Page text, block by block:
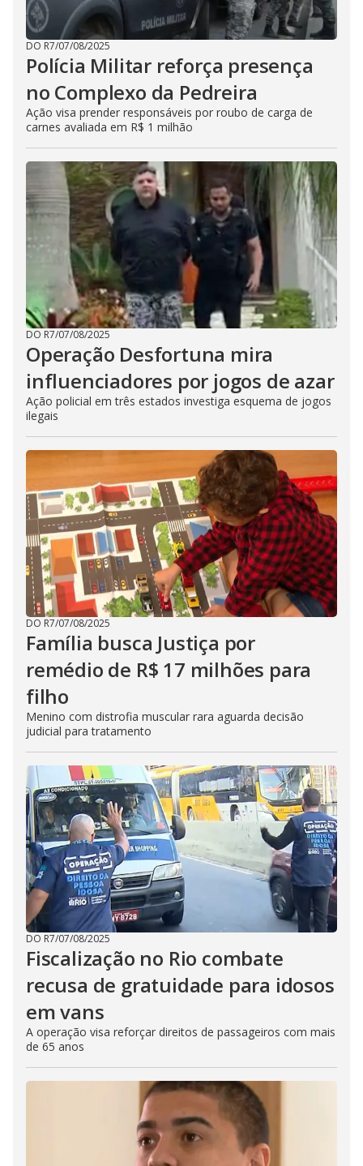
DO R7/07/08/2025
Polícia Militar reforça presença
no Complexo da Pedreira
Ação visa prender responsáveis por roubo de carga de
carnes avaliada em R$ 1 milhão
DO R7/07/08/2025
Operação Desfortuna mira
influenciadores por jogos de azar
Ação policial em três estados investiga esquema de jogos
ilegais
DO R7/07/08/2025
Família busca Justiça por
remédio de R$ 17 milhões para
filho
Menino com distrofia muscular rara aguarda decisão
judicial para tratamento
DO R7/07/08/2025
Fiscalização no Rio combate
recusa de gratuidade para idosos
em vans
A operação visa reforçar direitos de passageiros com mais
de 65 anos